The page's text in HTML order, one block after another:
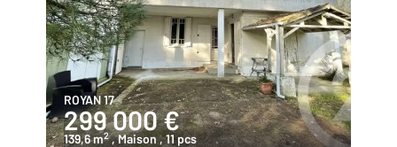
ROYAN 17
299 000 €
139,6 m2 , Maison , 11 pcs